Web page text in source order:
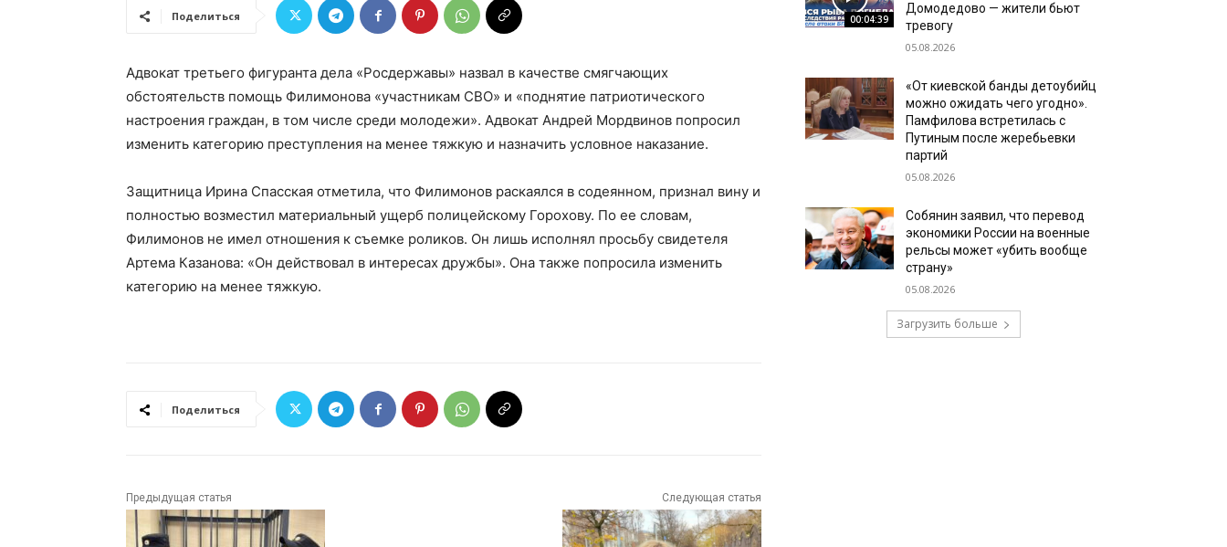
Поделиться
Адвокат третьего фигуранта дела «Росдержавы» назвал в качестве смягчающих
обстоятельств помощь Филимонова «участникам СВО» и «поднятие патриотического
настроения граждан, в том числе среди молодежи». Адвокат Андрей Мордвинов попросил
изменить категорию преступления на менее тяжкую и назначить условное наказание.
Защитница Ирина Спасская отметила, что Филимонов раскаялся в содеянном, признал вину и
полностью возместил материальный ущерб полицейскому Горохову. По ее словам,
Филимонов не имел отношения к съемке роликов. Он лишь исполнял просьбу свидетеля
Артема Казанова: «Он действовал в интересах дружбы». Она также попросила изменить
категорию на менее тяжкую.
Поделиться
Предыдущая статья Следующая статья
00:04:39
Домодедово — жители бьют
тревогу
05.08.2026
«От киевской банды детоубийц
можно ожидать чего угодно».
Памфилова встретилась с
Путиным после жеребьевки
партий
05.08.2026
Собянин заявил, что перевод
экономики России на военные
рельсы может «убить вообще
страну»
05.08.2026
Загрузить больше